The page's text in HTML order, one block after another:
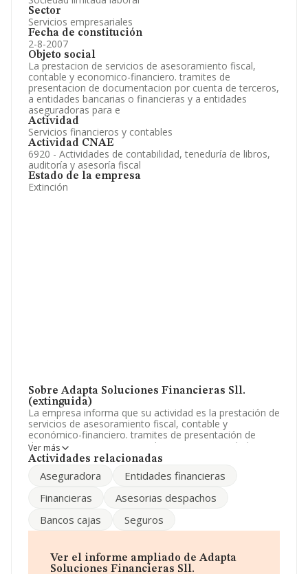
Sector
Servicios empresariales
Fecha de constitución
2-8-2007
Objeto social
La prestacion de servicios de asesoramiento fiscal,
contable y economico-financiero. tramites de
presentacion de documentacion por cuenta de terceros,
a entidades bancarias o financieras y a entidades
aseguradoras para e
Actividad
Servicios financieros y contables
Actividad CNAE
6920 - Actividades de contabilidad, teneduría de libros,
auditoría y asesoría fiscal
Estado de la empresa
Extinción
Sobre Adapta Soluciones Financieras Sll.
(extinguida)
La empresa informa que su actividad es la prestación de
servicios de asesoramiento fiscal, contable y
económico-financiero. tramites de presentación de
documentacion por cuenta de terceros, a entidades
bancarias o financieras y a entidades aseguradoras para
Clasifica su actividad CNAE como 'Actividades de
fiscal', código 6920. La empresa no tiene actividad en
Para comunicarse con sus oficinas, el número de
La sociedad españolaAdapta Soluciones Financieras
Ver más
Actividades relacionadas
Aseguradora
Entidades financieras
Financieras
Asesorias despachos
Bancos cajas
Seguros
Ver el informe ampliado de Adapta
Soluciones Financieras Sll.